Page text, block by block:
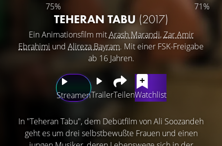
75% 71%
TEHERAN TABU (2017)
Ein Animationsfilm mitArash Marandi,Zar Amir
Ebrahimi und Alireza Bayram. Mit einer FSK-Freigabe
ab 16 Jahren.
StreamenTrailerTeilenWatchlist
In "Teheran Tabu", dem Debütfilm von Ali Soozandeh
geht es um drei selbstbewußte Frauen und einen